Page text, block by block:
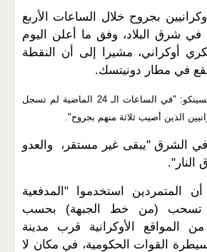
بجروح خلال الساعات الأربع
في شرق البلاد، وفق ما أعلن اليوم
أوكراني، مشيرا إلى أن النقطة
تقع في مطار دونيتسك.
وقال المتحدث أندري ليسينكو: "في الساعات الـ 24 الماضية لم تسجل
الذين أصيب ثلاثة منهم بجروح"
الشرق "يبقى غير مستقر، والعدو
النار".
المتمردين استخدموا "المدفعية
تسحب (من خط الجبهة) بحسب
المواقع الأوكرانية قرب مدينة
القوات الحكومية، في مكان لا